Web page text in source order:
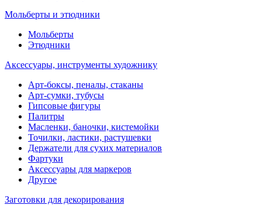
Мольберты и этюдники
Мольберты
Этюдники
Аксессуары, инструменты художнику
Арт-боксы, пеналы, стаканы
Арт-сумки, тубусы
Гипсовые фигуры
Палитры
Масленки, баночки, кистемойки
Точилки, ластики, растушевки
Держатели для сухих материалов
Фартуки
Аксессуары для маркеров
Другое
Заготовки для декорирования